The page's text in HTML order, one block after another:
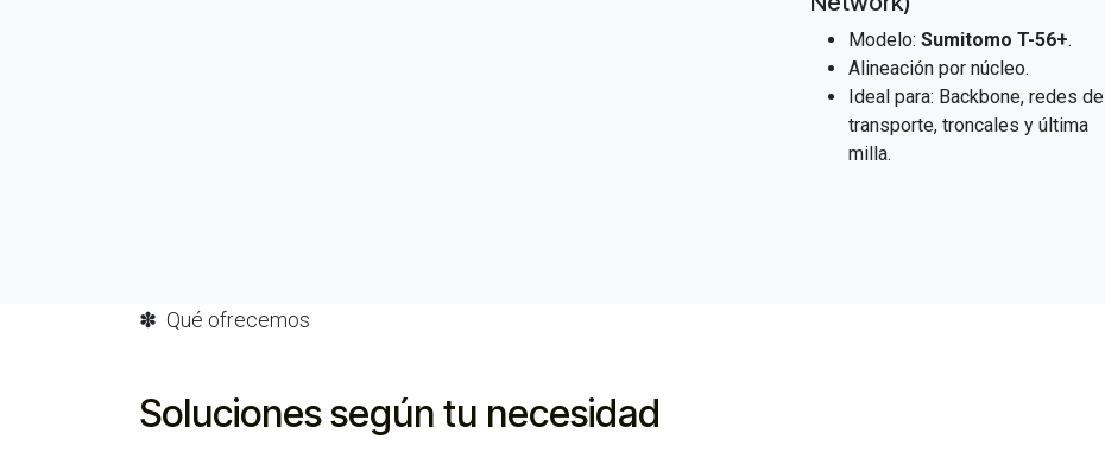
Modelo: Sumitomo T-56+.
Alineación por núcleo.
Ideal para: Backbone, redes de
transporte, troncales y última
milla.
✽ Qué ofrecemos
Soluciones según tu necesidad